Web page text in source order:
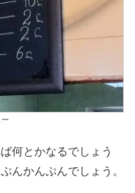
何とかなるでしょう
んかんぷんでしょう。